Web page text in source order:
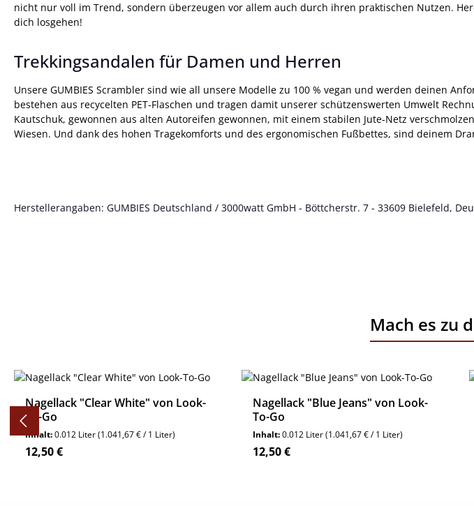
nicht nur voll im Trend, sondern überzeugen vor allem auch durch ihren praktischen Nutzen.
dich losgehen!
Trekkingsandalen für Damen und Herren
Unsere GUMBIES Scrambler sind wie all unsere Modelle zu 100 % vegan und werden deinen
bestehen aus recycelten PET-Flaschen und tragen damit unserer schützenswerten Umwelt
Kautschuk, gewonnen aus alten Autoreifen gewonnen, mit einem stabilen Jute-Netz
Wiesen. Und dank des hohen Tragekomforts und des ergonomischen Fußbettes, sind deinem
Herstellerangaben: GUMBIES Deutschland / 3000watt GmbH - Böttcherstr. 7 - 33609 Bielefeld,
Mach es zu
Produktgalerie überspringen
Nagellack "Clear White" von Look-
To-Go
Inhalt:0.012 Liter(1.041,67 € / 1 Liter)
Regulärer Preis:
12,50 €
Nagellack "Blue Jeans" von Look-
To-Go
Inhalt:0.012 Liter(1.041,67 € / 1 Liter)
Regulärer Preis:
12,50 €